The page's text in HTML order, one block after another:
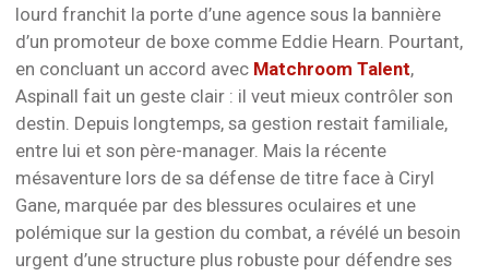
lourd franchit la porte d’une agence sous la bannière
d’un promoteur de boxe comme Eddie Hearn. Pourtant,
en concluant un accord avec Matchroom Talent,
Aspinall fait un geste clair : il veut mieux contrôler son
destin. Depuis longtemps, sa gestion restait familiale,
entre lui et son père-manager. Mais la récente
mésaventure lors de sa défense de titre face à Ciryl
Gane, marquée par des blessures oculaires et une
polémique sur la gestion du combat, a révélé un besoin
urgent d’une structure plus robuste pour défendre ses